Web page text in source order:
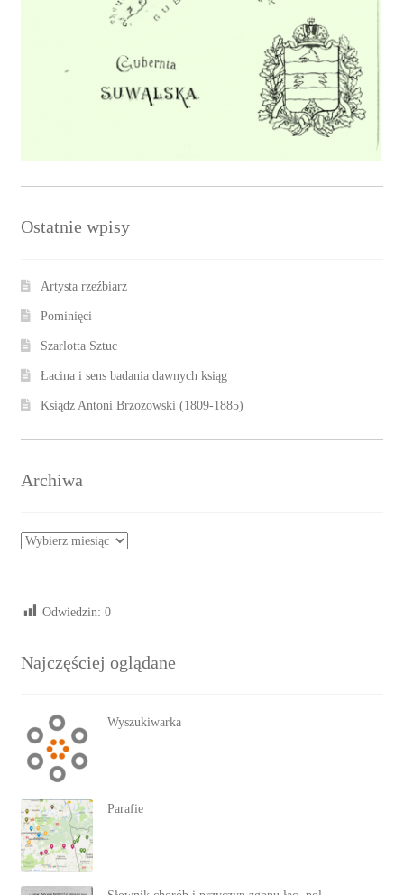
Ostatnie wpisy
Artysta rzeźbiarz
Pominięci
Szarlotta Sztuc
Łacina i sens badania dawnych ksiąg
Ksiądz Antoni Brzozowski (1809-1885)
Archiwa
Archiwa
Odwiedzin: 0
Najczęściej oglądane
Wyszukiwarka
Parafie